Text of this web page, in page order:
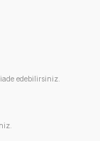
edebilirsiniz.